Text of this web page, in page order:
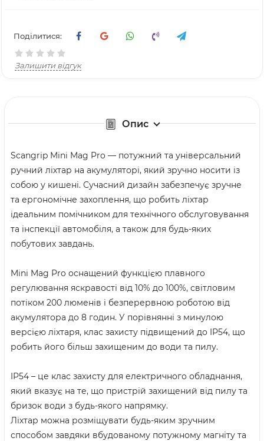
Поділитися:
Залишити відгук
Опис
Scangrip Mini Mag Pro — потужний та універсальний
ручний ліхтар на акумуляторі, який зручно носити із
собою у кишені. Сучасний дизайн забезпечує зручне
та ергономічне захоплення, що робить ліхтар
ідеальним помічником для технічного обслуговування
та інспекції автомобіля, а також для будь-яких
побутових завдань.
Mini Mag Pro оснащений функцією плавного
регулювання яскравості від 10% до 100%, світловим
потіком 200 люменів і безперервною роботою від
акумулятора до 8 годин. У порівнянні з минулою
версією ліхтаря, клас захисту підвищений до IP54, що
робить його більш захищеним до води та пилу.
IP54 – це клас захисту для електричного обладнання,
який вказує на те, що пристрій захищений від пилу та
бризок води з будь-якого напрямку.
Ліхтар можна розміщувати будь-яким зручним
способом завдяки вбудованому потужному магніту та